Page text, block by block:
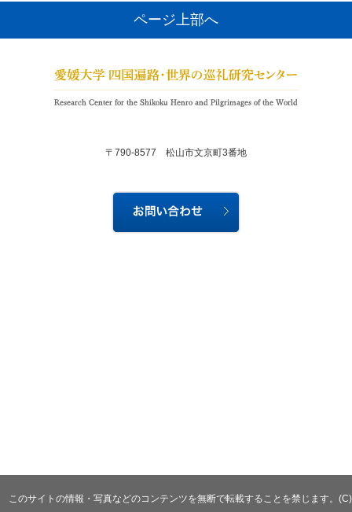
ページ上部へ
〒790-8577 松山市文京町3番地
このサイトの情報・写真などのコンテンツを無断で転載することを禁じます。(C)